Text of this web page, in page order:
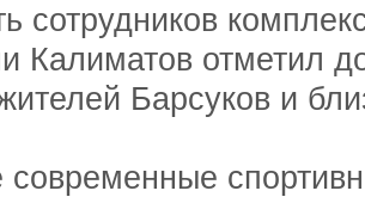
сотрудников
Калиматов отметил
Барсуков и